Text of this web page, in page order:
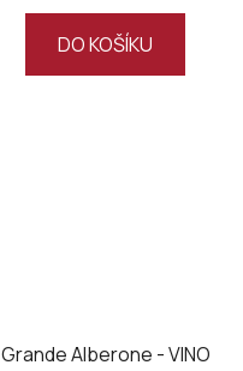
DO KOŠÍKU
Grande Alberone - VINO